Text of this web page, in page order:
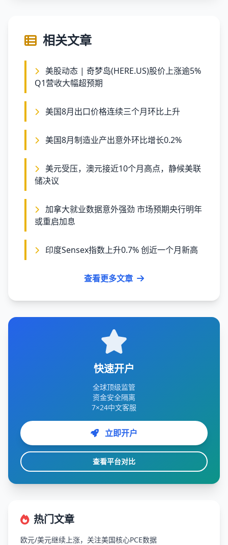
相关文章
Q1营收大幅超预期
美国8月出口价格连续三个月环比上升
美国8月制造业产出意外环比增长0.2%
储决议
或重启加息
印度Sensex指数上升0.7% 创近一个月新高
查看更多文章
快速开户
全球顶级监管
资金安全隔离
7×24中文客服
立即开户
查看平台对比
热门文章
欧元/美元继续上涨，关注美国核心PCE数据